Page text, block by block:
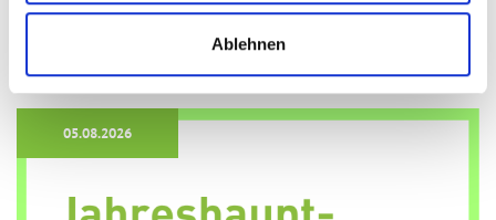
Ablehnen
Weiterlesen …
05.08.2026